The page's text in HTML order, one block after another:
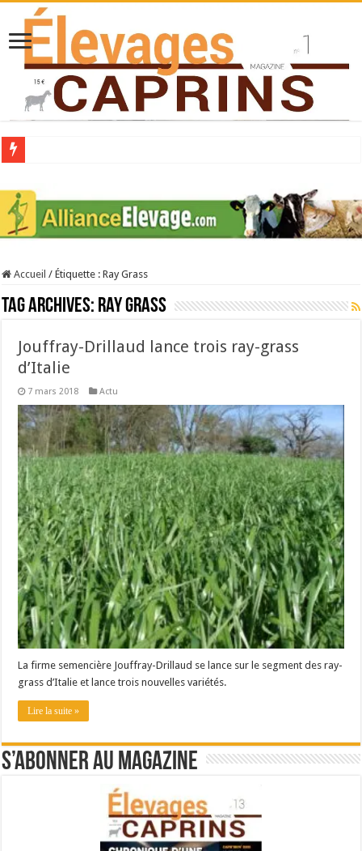
Stress thermique : quelles solutions concrètes pour protéger son troupeau ?
40 ans du Space : une présentation caprine quotidienne
La collecte de lait de chèvre confirme son rebond
Accueil / Étiquette :Ray Grass
Tag Archives: Ray Grass
Jouffray-Drillaud lance trois ray-grass
d’Italie
7 mars 2018 Actu
La firme semencière Jouffray-Drillaud se lance sur le segment des ray-
grass d’Italie et lance trois nouvelles variétés.
Lire la suite »
S’abonner au magazine